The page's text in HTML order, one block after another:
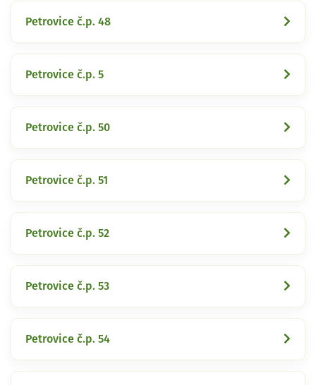
Petrovice č.p. 48
Petrovice č.p. 5
Petrovice č.p. 50
Petrovice č.p. 51
Petrovice č.p. 52
Petrovice č.p. 53
Petrovice č.p. 54